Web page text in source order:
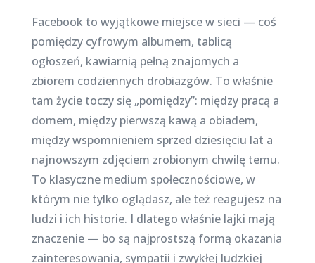
Facebook to wyjątkowe miejsce w sieci — coś
pomiędzy cyfrowym albumem, tablicą
ogłoszeń, kawiarnią pełną znajomych a
zbiorem codziennych drobiazgów. To właśnie
tam życie toczy się „pomiędzy”: między pracą a
domem, między pierwszą kawą a obiadem,
między wspomnieniem sprzed dziesięciu lat a
najnowszym zdjęciem zrobionym chwilę temu.
To klasyczne medium społecznościowe, w
którym nie tylko oglądasz, ale też reagujesz na
ludzi i ich historie. I dlatego właśnie lajki mają
znaczenie — bo są najprostszą formą okazania
zainteresowania, sympatii i zwykłej ludzkiej